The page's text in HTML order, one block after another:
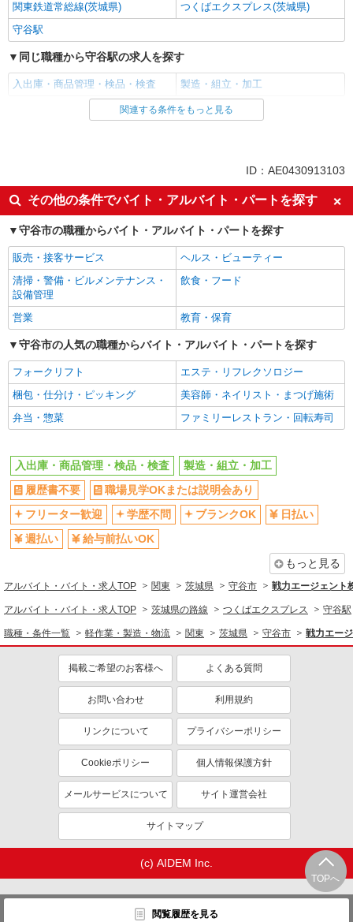
関東鉄道常総線(茨城県)
つくばエクスプレス(茨城県)
守谷駅
同じ職種から守谷駅の求人を探す
入出庫・商品管理・検品・検査 製造・組立・加工
同じ雇用形態から守谷駅の求人を探す
履歴書不要
職場見学OKまたは説明会あり
フリーター歓迎
学歴不問
ブランクOK
日払い
週払い
給与前払いOK
副業・WワークOK
登録制
交通費支給
社会保険あり
産休・育休取得実績あり
資格取得支援制度あり
各種手当（家族・役職・インセンティブなど）あり
同じ職種から求人を探す
軽作業・製造・物流
入出庫・商品管理・検品・検査
製造・組立・加工
同じ特徴から求人を探す
日払い
副業・WワークOK
交通費支給
社会保険あり
産休・育休取得実績あり
関連する条件をもっと見る
ID：AE0430913103
その他の条件でバイト・アルバイト・パートを探す
守谷市の職種からバイト・アルバイト・パートを探す
販売・接客サービス
ヘルス・ビューティー
清掃・警備・ビルメンテナンス・
設備管理
飲食・フード
営業 教育・保育
守谷市の人気の職種からバイト・アルバイト・パートを探す
フォークリフト
エステ・リフレクソロジー
梱包・仕分け・ピッキング
美容師・ネイリスト・まつげ施術
弁当・惣菜
ファミリーレストラン・回転寿司
TOPへ
閲覧履歴を見る
入出庫・商品管理・検品・検査
製造・組立・加工
履歴書不要
職場見学OKまたは説明会あり
フリーター歓迎
学歴不問 ブランクOK
日払い
週払い
給与前払いOK
もっと見る
アルバイト・バイト・求人TOP 関東 茨城県 守谷市 戦力エージェント
アルバイト・バイト・求人TOP 茨城県の路線 つくばエクスプレス 守谷駅
職種・条件一覧 軽作業・製造・物流 関東 茨城県 守谷市 戦力エー
掲載ご希望のお客様へ よくある質問
お問い合わせ 利用規約
リンクについて プライバシーポリシー
Cookieポリシー 個人情報保護方針
メールサービスについて サイト運営会社
サイトマップ
(c) AIDEM Inc.